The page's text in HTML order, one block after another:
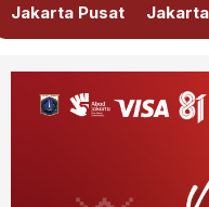
Jakarta Pusat